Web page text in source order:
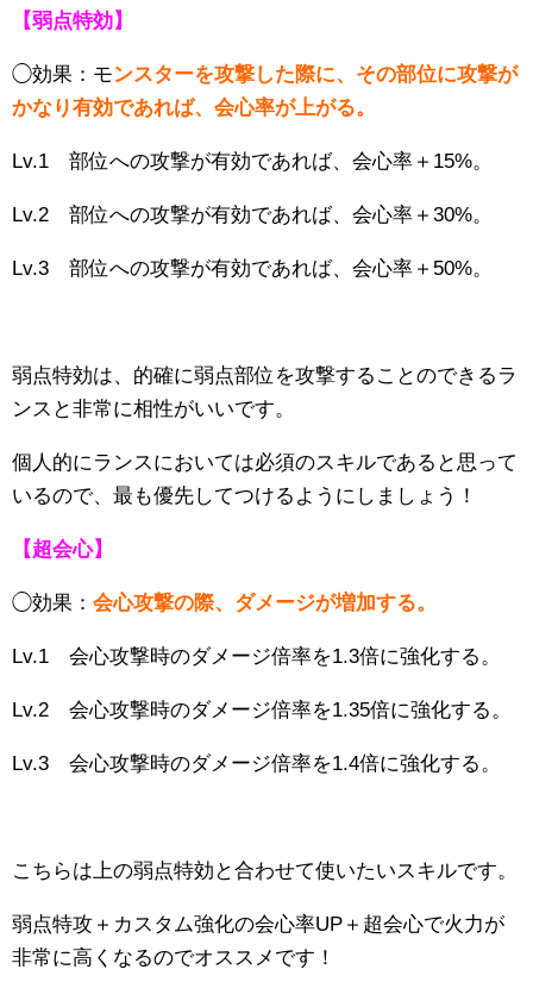
【弱点特効】
◯効果：モンスターを攻撃した際に、その部位に攻撃が
かなり有効であれば、会心率が上がる。
Lv.1 部位への攻撃が有効であれば、会心率＋15%。
Lv.2 部位への攻撃が有効であれば、会心率＋30%。
Lv.3 部位への攻撃が有効であれば、会心率＋50%。
弱点特効は、的確に弱点部位を攻撃することのできるラ
ンスと非常に相性がいいです。
個人的にランスにおいては必須のスキルであると思って
いるので、最も優先してつけるようにしましょう！
【超会心】
◯効果： 会心攻撃の際、ダメージが増加する。
Lv.1 会心攻撃時のダメージ倍率を1.3倍に強化する。
Lv.2 会心攻撃時のダメージ倍率を1.35倍に強化する。
Lv.3 会心攻撃時のダメージ倍率を1.4倍に強化する。
こちらは上の弱点特効と合わせて使いたいスキルです。
弱点特攻＋カスタム強化の会心率UP＋超会心で火力が
非常に高くなるのでオススメです！